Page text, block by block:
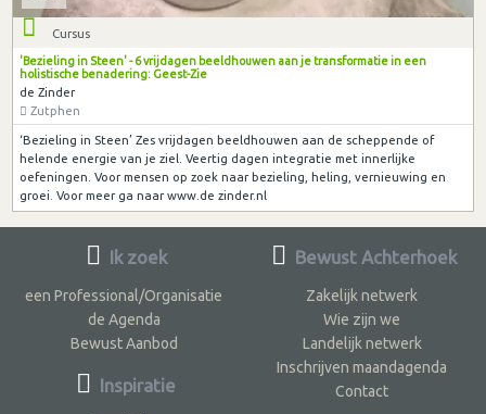
Cursus
'Bezieling in Steen' - 6 vrijdagen beeldhouwen aan je transformatie in een
holistische benadering: Geest-Zie
de Zinder
Zutphen
‘Bezieling in Steen’ Zes vrijdagen beeldhouwen aan de scheppende of
helende energie van je ziel. Veertig dagen integratie met innerlijke
oefeningen. Voor mensen op zoek naar bezieling, heling, vernieuwing en
groei. Voor meer ga naar www.de zinder.nl
Ik zoek
een Professional/Organisatie
de Agenda
Bewust Aanbod
Inspiratie
Bewust Achterhoek
Zakelijk netwerk
Wie zijn we
Landelijk netwerk
Inschrijven maandagenda
Contact